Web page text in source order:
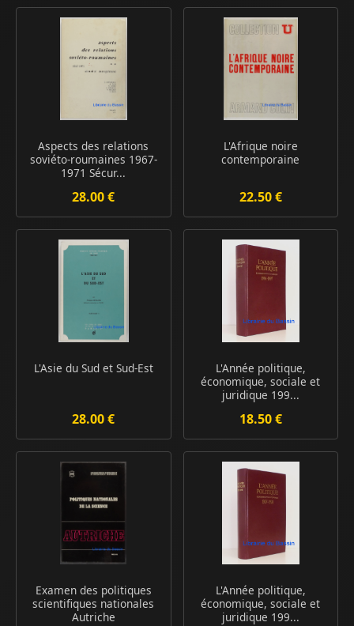
Aspects des relations
soviéto-roumaines 1967-
1971 Sécur...
28.00 €
L'Afrique noire
contemporaine
22.50 €
L'Asie du Sud et Sud-Est
28.00 €
L'Année politique,
économique, sociale et
juridique 199...
18.50 €
Examen des politiques
scientifiques nationales
Autriche
L'Année politique,
économique, sociale et
juridique 199...